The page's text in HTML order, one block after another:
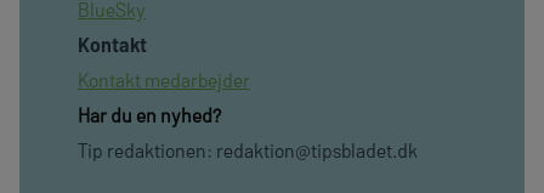
BlueSky
Kontakt
Kontakt medarbejder
Har du en nyhed?
Tip redaktionen: redaktion@tipsbladet.dk